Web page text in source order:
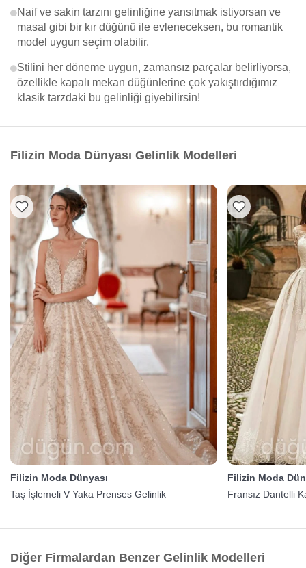
Naif ve sakin tarzını gelinliğine yansıtmak istiyorsan ve
masal gibi bir kır düğünü ile evleneceksen, bu romantik
model uygun seçim olabilir.
Stilini her döneme uygun, zamansız parçalar belirliyorsa,
özellikle kapalı mekan düğünlerine çok yakıştırdığımız
klasik tarzdaki bu gelinliği giyebilirsin!
Filizin Moda Dünyası Gelinlik Modelleri
Filizin Moda Dünyası
Taş İşlemeli V Yaka Prenses Gelinlik
Filizin Moda
Fransız Dantelli
Diğer Firmalardan Benzer Gelinlik Modelleri